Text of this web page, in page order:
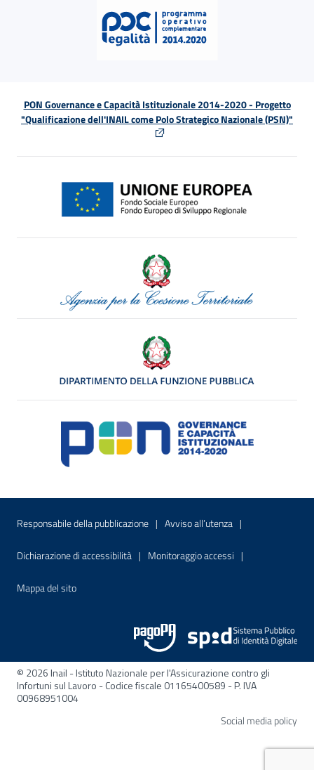
PON Governance e Capacità Istituzionale 2014-2020 - Progetto
"Qualificazione dell'INAIL come Polo Strategico Nazionale (PSN)"
Menu di servizio
Responsabile della pubblicazione Sito interno - Apre in una nuova
Avviso all’utenza Sito interno -
Dichiarazione di accessibilità Sito interno - Apre in una nuova finestra
Monitoraggio accessi Sito interno -
Mappa del sitoSito interno - Apre nella stessa finestra
© 2026 Inail - Istituto Nazionale per l'Assicurazione contro gli
Infortuni sul Lavoro - Codice fiscale 01165400589 - P. IVA
00968951004
Social media policy